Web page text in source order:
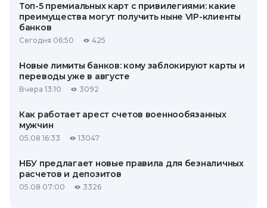
Топ-5 премиальных карт с привилегиями: какие
преимущества могут получить ныне VIP-клиенты
банков
Сегодня 06:50 425
Новые лимиты банков: кому заблокируют карты и
переводы уже в августе
Вчера 13:10 3092
Как работает арест счетов военнообязанных
мужчин
05.08 16:33 13047
НБУ предлагает новые правила для безналичных
расчетов и депозитов
05.08 07:00 3326